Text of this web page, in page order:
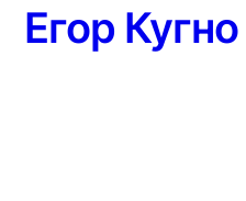
Егор Кугно